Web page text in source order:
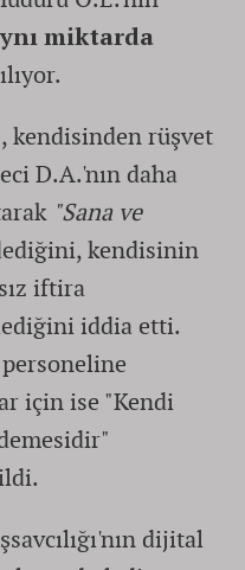
miktarda
kendisinden rüşvet
D.A.'nın daha
"Sana ve
kendisinin
iftira
iddia etti.
için ise "Kendi
dijital